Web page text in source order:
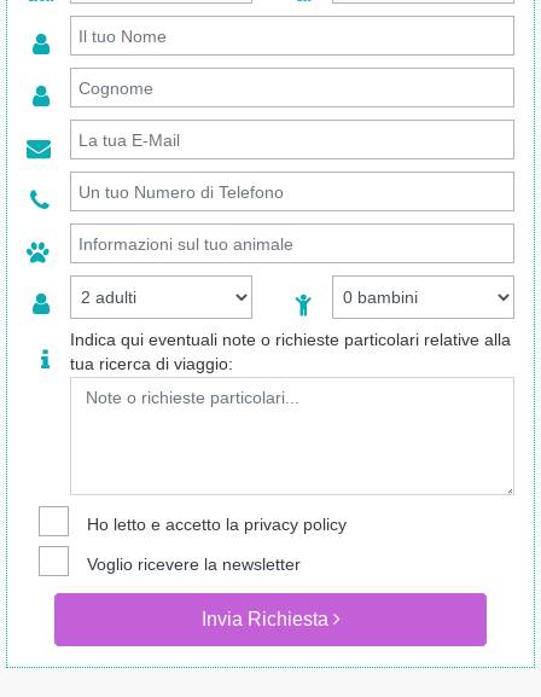
Indica qui eventuali note o richieste particolari relative alla
tua ricerca di viaggio:
Ho letto e accetto la privacy policy
Voglio ricevere la newsletter
Invia Richiesta